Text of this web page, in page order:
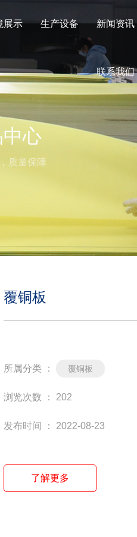
展示 生产设备 新闻资讯
联系我们
心
质量保障
覆铜板
所属分类 ： 覆铜板
浏览次数 ： 202
发布时间 ： 2022-08-23
了解更多